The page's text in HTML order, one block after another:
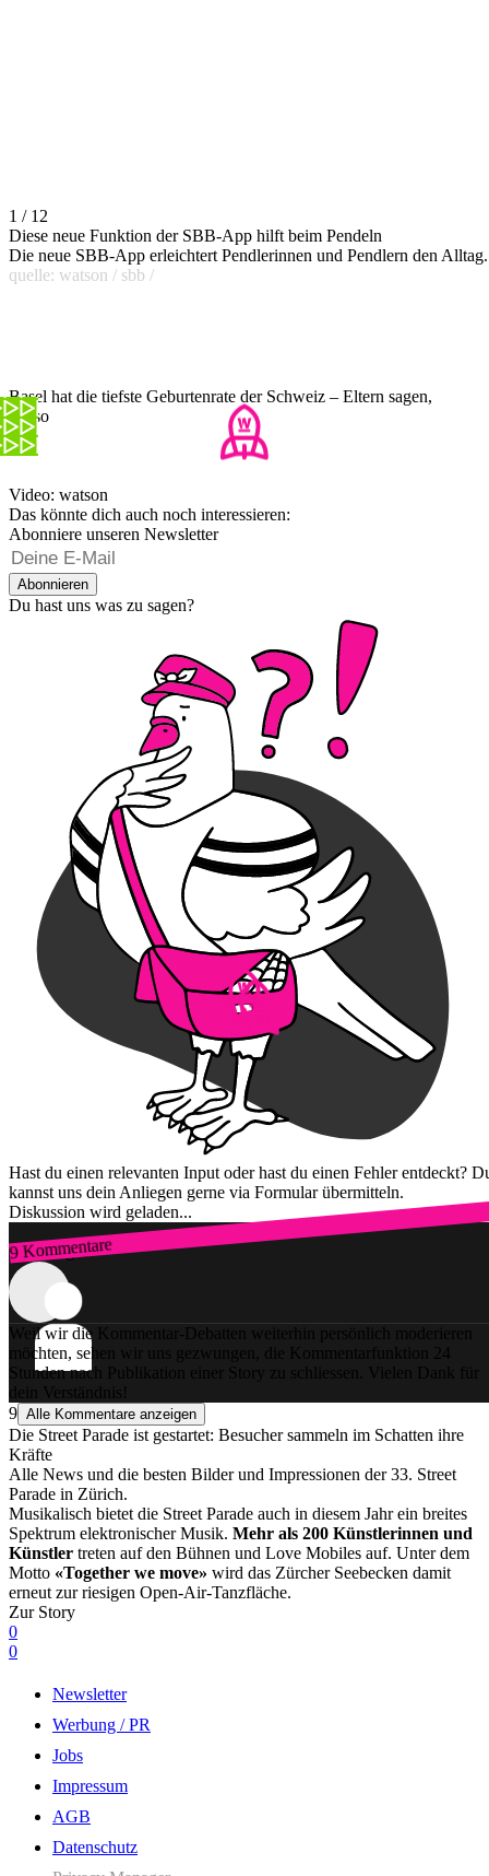
1 / 12
Diese neue Funktion der SBB-App hilft beim Pendeln
Die neue SBB-App erleichtert Pendlerinnen und Pendlern den Alltag.
quelle: watson / sbb /
Basel hat die tiefste Geburtenrate der Schweiz – Eltern sagen,
wieso
Video: watson
Das könnte dich auch noch interessieren:
Abonniere unseren Newsletter
Abonnieren
Du hast uns was zu sagen?
Hast du einen relevanten Input oder hast du einen Fehler entdeckt?
kannst uns dein Anliegen gerne via Formular übermitteln.
Diskussion wird geladen...
9 Kommentare
Zum Login
Weil wir die Kommentar-Debatten weiterhin persönlich moderieren
möchten, sehen wir uns gezwungen, die Kommentarfunktion 24
Stunden nach Publikation einer Story zu schliessen. Vielen Dank für
dein Verständnis!
9 Alle Kommentare anzeigen
Die Street Parade ist gestartet: Besucher sammeln im Schatten ihre
Kräfte
Alle News und die besten Bilder und Impressionen der 33. Street
Parade in Zürich.
Musikalisch bietet die Street Parade auch in diesem Jahr ein breites
Spektrum elektronischer Musik. Mehr als 200 Künstlerinnen und
Künstler treten auf den Bühnen und Love Mobiles auf. Unter dem
Motto «Together we move» wird das Zürcher Seebecken damit
erneut zur riesigen Open-Air-Tanzfläche.
Zur Story
0
0
Newsletter
Werbung / PR
Jobs
Impressum
AGB
Datenschutz